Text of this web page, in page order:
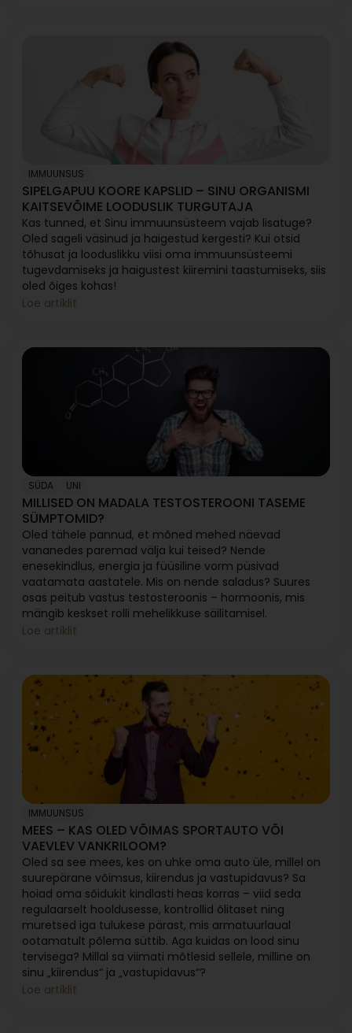
IMMUUNSUS
SIPELGAPUU KOORE KAPSLID – SINU ORGANISMI
KAITSEVÕIME LOODUSLIK TURGUTAJA
Kas tunned, et Sinu immuunsüsteem vajab lisatuge?
Oled sageli väsinud ja haigestud kergesti? Kui otsid
tõhusat ja looduslikku viisi oma immuunsüsteemi
tugevdamiseks ja haigustest kiiremini taastumiseks, siis
oled õiges kohas!
Loe artiklit
SÜDA UNI
MILLISED ON MADALA TESTOSTEROONI TASEME
SÜMPTOMID?
Oled tähele pannud, et mõned mehed näevad
vananedes paremad välja kui teised? Nende
enesekindlus, energia ja füüsiline vorm püsivad
vaatamata aastatele. Mis on nende saladus? Suures
osas peitub vastus testosteroonis – hormoonis, mis
mängib keskset rolli mehelikkuse säilitamisel.
Loe artiklit
IMMUUNSUS
MEES – KAS OLED VÕIMAS SPORTAUTO VÕI
VAEVLEV VANKRILOOM?
Oled sa see mees, kes on uhke oma auto üle, millel on
suurepärane võimsus, kiirendus ja vastupidavus? Sa
hoiad oma sõidukit kindlasti heas korras – viid seda
regulaarselt hooldusesse, kontrollid õlitaset ning
muretsed iga tulukese pärast, mis armatuurlaual
ootamatult põlema süttib. Aga kuidas on lood sinu
tervisega? Millal sa viimati mõtlesid sellele, milline on
sinu „kiirendus“ ja „vastupidavus“?
Loe artiklit